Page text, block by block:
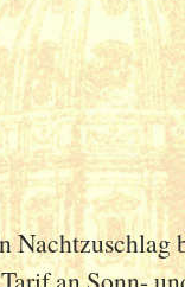
Nachtzuschlag